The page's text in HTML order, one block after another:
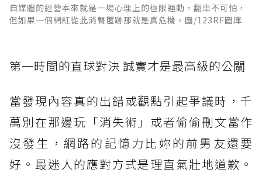
自媒體的經營本來就是一場心理上的極限運動，翻車不可怕，
但如果一個網紅從此消聲匿跡那就是真危機。圖/123RF圖庫
第一時間的直球對決 誠實才是最高級的公關
當發現內容真的出錯或觀點引起爭議時，千
萬別在那邊玩「消失術」或者偷偷刪文當作
沒發生，網路的記憶力比妳的前男友還要
好。最迷人的應對方式是理直氣壯地道歉。